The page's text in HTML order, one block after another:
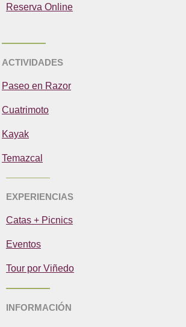
Reserva Online
ACTIVIDADES
Paseo en Razor
Cuatrimoto
Kayak
Temazcal
EXPERIENCIAS
Catas + Picnics
Eventos
Tour por Viñedo
INFORMACIÓN